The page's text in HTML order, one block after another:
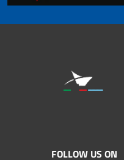
FOLLOW US ON